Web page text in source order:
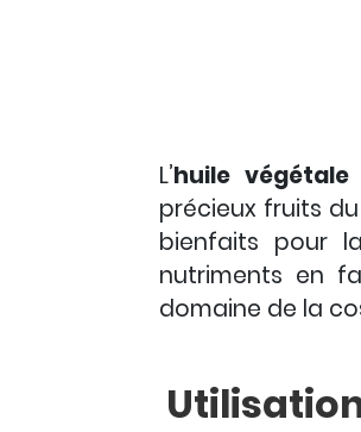
L’huile
précieux fruits
bienfaits pour
nutriments en
domaine de la